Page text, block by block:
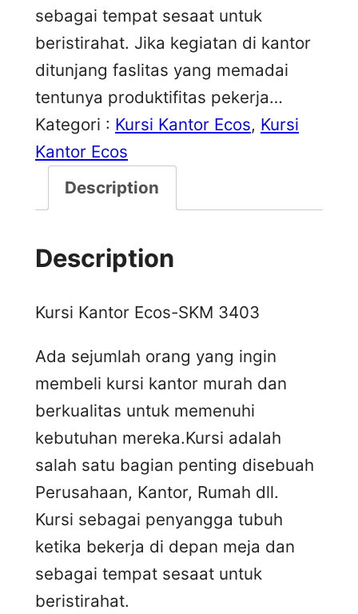
sebagai tempat sesaat untuk
beristirahat. Jika kegiatan di kantor
ditunjang faslitas yang memadai
tentunya produktifitas pekerja…
Kategori : Kursi Kantor Ecos, Kursi
Kantor Ecos
Description
Description
Kursi Kantor Ecos-SKM 3403
Ada sejumlah orang yang ingin
membeli kursi kantor murah dan
berkualitas untuk memenuhi
kebutuhan mereka.Kursi adalah
salah satu bagian penting disebuah
Perusahaan, Kantor, Rumah dll.
Kursi sebagai penyangga tubuh
ketika bekerja di depan meja dan
sebagai tempat sesaat untuk
beristirahat.